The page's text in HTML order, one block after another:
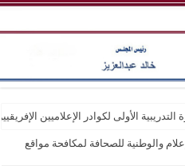
التدريبية الأولى لكوادر الإعلاميين
والوطنية للصحافة لمكافحة مواقع